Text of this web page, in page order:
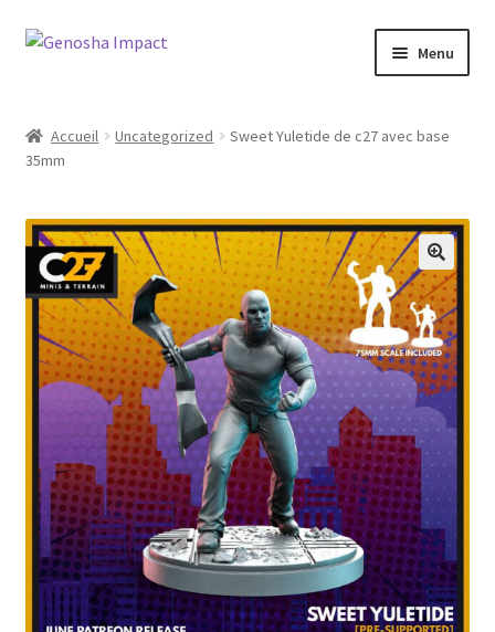
Aller
navigation
Aller
Menu
Cart
Checkout
My account
Shop
Wishlist
Accueil Uncategorized
Sweet Yuletide de c27 avec base
35mm